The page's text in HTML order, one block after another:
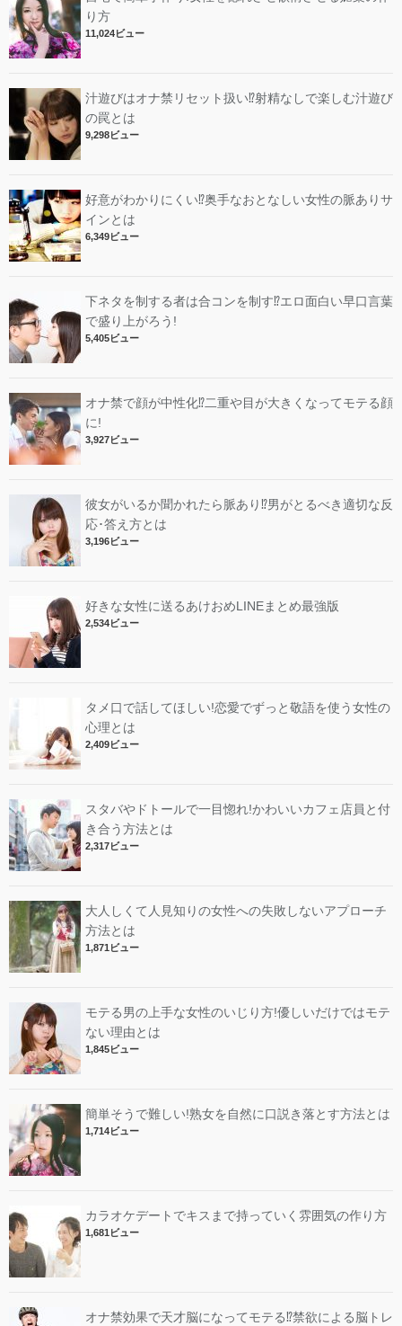
り方
11,024ビュー
汁遊びはオナ禁リセット扱い⁉︎射精なしで楽しむ汁遊び
の罠とは
9,298ビュー
好意がわかりにくい⁉︎奥手なおとなしい女性の脈ありサ
インとは
6,349ビュー
下ネタを制する者は合コンを制す⁉︎エロ面白い早口言葉
で盛り上がろう!
5,405ビュー
オナ禁で顔が中性化⁉︎二重や目が大きくなってモテる顔
に!
3,927ビュー
彼女がいるか聞かれたら脈あり⁉︎男がとるべき適切な反
応･答え方とは
3,196ビュー
好きな女性に送るあけおめLINEまとめ最強版
2,534ビュー
タメ口で話してほしい!恋愛でずっと敬語を使う女性の
心理とは
2,409ビュー
スタバやドトールで一目惚れ!かわいいカフェ店員と付
き合う方法とは
2,317ビュー
大人しくて人見知りの女性への失敗しないアプローチ
方法とは
1,871ビュー
モテる男の上手な女性のいじり方!優しいだけではモテ
ない理由とは
1,845ビュー
簡単そうで難しい!熟女を自然に口説き落とす方法とは
1,714ビュー
カラオケデートでキスまで持っていく雰囲気の作り方
1,681ビュー
オナ禁効果で天才脳になってモテる⁉︎禁欲による脳トレ